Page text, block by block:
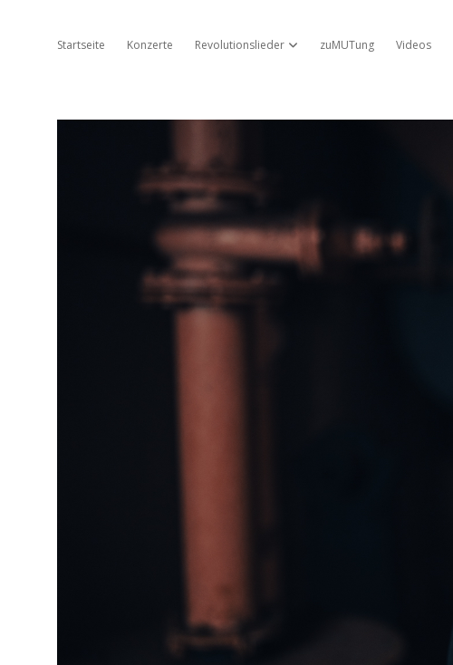
Startseite Konzerte Revolutionslieder Dropdown-Menü öffnen
zuMUTung Videos
Ambros